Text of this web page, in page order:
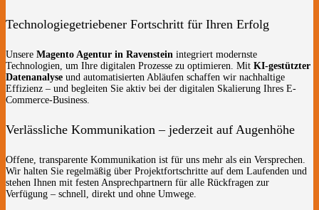
Technologiegetriebener Fortschritt für Ihren Erfolg
Unsere Magento Agentur in Ravenstein integriert modernste
Technologien, um Ihre digitalen Prozesse zu optimieren. Mit KI-gestützter
Datenanalyse und automatisierten Abläufen schaffen wir nachhaltige
Effizienz – und begleiten Sie aktiv bei der digitalen Skalierung Ihres E-
Commerce-Business.
Verlässliche Kommunikation – jederzeit auf Augenhöhe
Offene, transparente Kommunikation ist für uns mehr als ein Versprechen.
Wir halten Sie regelmäßig über Projektfortschritte auf dem Laufenden und
stehen Ihnen mit festen Ansprechpartnern für alle Rückfragen zur
Verfügung – schnell, direkt und ohne Umwege.